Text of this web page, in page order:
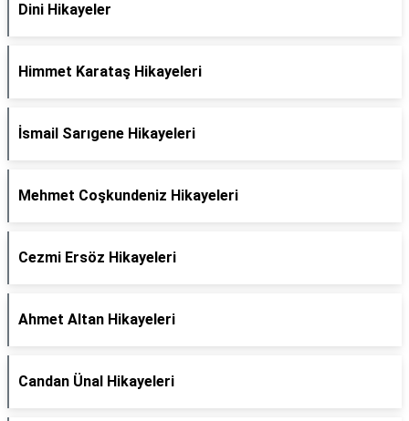
Dini Hikayeler
Himmet Karataş Hikayeleri
İsmail Sarıgene Hikayeleri
Mehmet Coşkundeniz Hikayeleri
Cezmi Ersöz Hikayeleri
Ahmet Altan Hikayeleri
Candan Ünal Hikayeleri